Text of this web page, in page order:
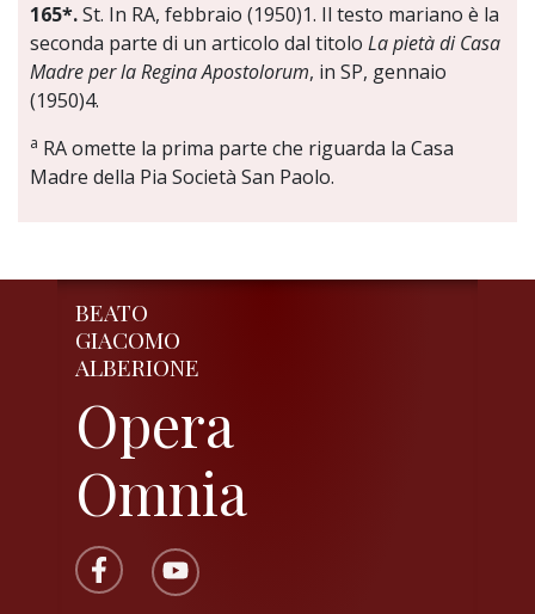
165*.St. In RA, febbraio (1950)1. Il testo mariano è la
seconda parte di un articolo dal titolo La pietà di Casa
Madre per la Regina Apostolorum, in SP, gennaio
(1950)4.
a RA omette la prima parte che riguarda la Casa
Madre della Pia Società San Paolo.
BEATO
GIACOMO
ALBERIONE
Opera
Omnia